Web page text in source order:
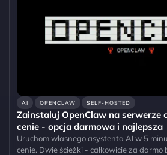
AI OPENCLAW SELF-HOSTED
Zainstaluj OpenClaw na serwerze
cenie - opcja darmowa i najlepsza
Uruchom własnego asystenta AI w 5
cenie. Dwie ścieżki - całkowicie za darmo